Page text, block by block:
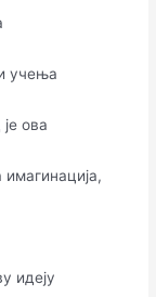
учења
ова
идеју